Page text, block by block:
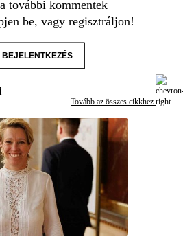
további kommentek
be, vagy regisztráljon!
BEJELENTKEZÉS
Tovább az összes cikkhez